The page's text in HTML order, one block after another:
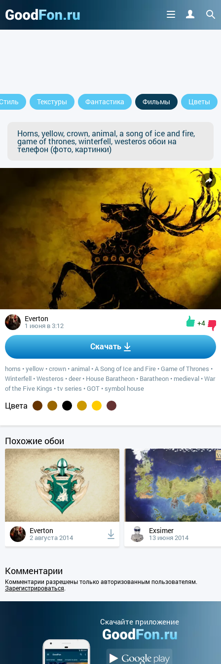
Текстуры Фантастика Фильмы Цветы
Horns, yellow, crown, animal, a song of ice and fire,
game of thrones, winterfell, westeros обои на
телефон (фото, картинки)
Everton
1 июня в 3:12 +4
Скачать
horns •yellow •crown •animal •A Song of Ice and Fire •Game of Thrones •
Winterfell •Westeros •deer• House Baratheon • Baratheon • medieval •War
of the Five Kings •tv series •GOT • symbol house
Цвета
Похожие обои
Everton
2 августа 2014
Exsimer
13 июня 2014
Комментарии
Комментарии разрешены только авторизованным пользователям.
Зарегистрироваться.
Cкачайте приложение